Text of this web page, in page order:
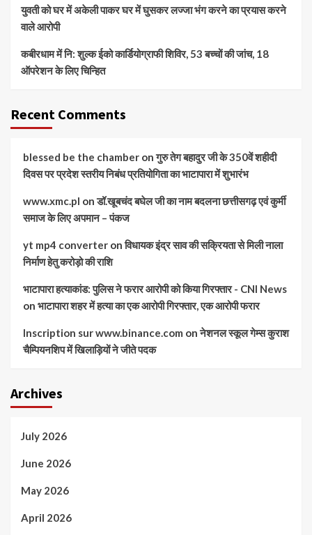
युवती को घर में अकेली पाकर घर में घुसकर लज्जा भंग करने का प्रयास करने
वाले आरोपी
कबीरधाम में नि: शुल्क ईको कार्डियोग्राफी शिविर, 53 बच्चों की जांच, 18
ऑपरेशन के लिए चिन्हित
Recent Comments
blessed be the chamber onगुरु तेग बहादुर जी के 350वें शहीदी
दिवस पर प्रदेश स्तरीय निबंध प्रतियोगिता का भाटापारा में शुभारंभ
www.xmc.pl onडॉ.खूबचंद बघेल जी का नाम बदलना छत्तीसगढ़ एवं कुर्मी
समाज के लिए अपमान – पंकज
yt mp4 converter onविधायक इंद्र साव की सक्रियता से मिली नाला
निर्माण हेतु करोड़ो की राशि
भाटापारा हत्याकांड: पुलिस ने फरार आरोपी को किया गिरफ्तार - CNI News
on भाटापारा शहर में हत्या का एक आरोपी गिरफ्तार, एक आरोपी फरार
Inscription sur www.binance.com onनेशनल स्कूल गेम्स कुराश
चैम्पियनशिप में खिलाड़ियों ने जीते पदक
Archives
July 2026
June 2026
May 2026
April 2026